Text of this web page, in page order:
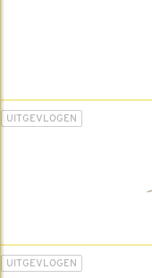
UITGEVLOGEN
UITGEVLOGEN